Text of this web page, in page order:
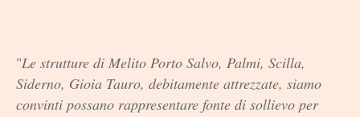
"Le strutture di Melito Porto Salvo, Palmi, Scilla,
Siderno, Gioia Tauro, debitamente attrezzate, siamo
convinti possano rappresentare fonte di sollievo per